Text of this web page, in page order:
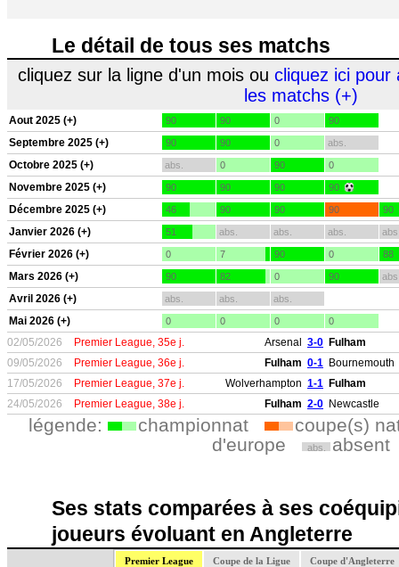
Le détail de tous ses matchs
cliquez sur la ligne d'un mois ou cliquez ici pour
les matchs (+)
Aout 2025 (+) 90 90 0 90
Septembre 2025 (+) 90 90 0 abs.
Octobre 2025 (+) abs. 0 90 0
Novembre 2025 (+) 90 90 90 90
Décembre 2025 (+) 46 90 90 90 90
Janvier 2026 (+) 51 abs. abs. abs.
Février 2026 (+) 0 7 90 0 88
Mars 2026 (+) 90 82 0 90
Avril 2026 (+) abs. abs. abs.
Mai 2026 (+) 0 0 0 0
02/05/2026 Premier League, 35e j. Arsenal 3-0 Fulham
09/05/2026
Premier League, 36e j. Fulham 0-1 Bournemouth
17/05/2026
Premier League, 37e j. Wolverhampton 1-1 Fulham
24/05/2026
Premier League, 38e j. Fulham 2-0 Newcastle
légende: championnat
coupe(s)
d'europe
abs. absent
Ses stats comparées à ses
joueurs évoluant en Angleterre
Premier League Coupe de la Ligue Coupe d'Angleterre